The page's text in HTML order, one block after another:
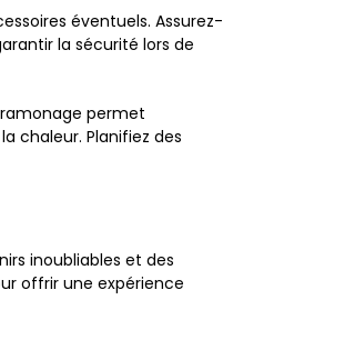
éventuels. Assurez-
la sécurité lors de
permet
chaleur. Planifiez des
inoubliables et des
offrir une expérience